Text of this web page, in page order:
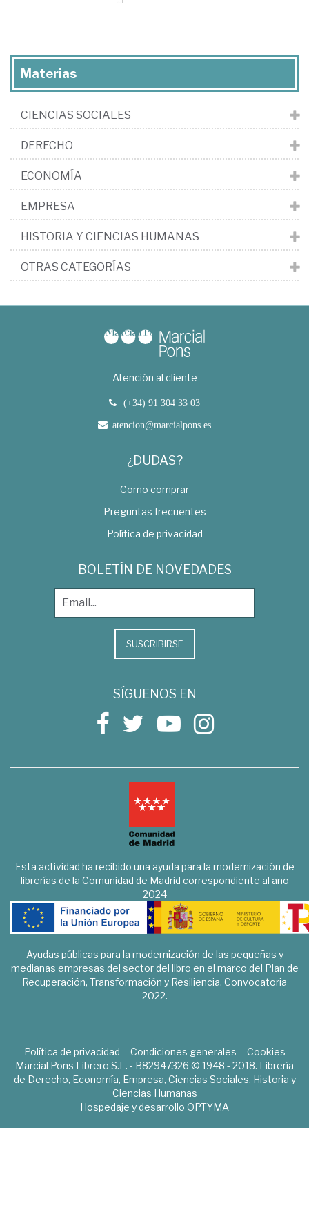
Materias
CIENCIAS SOCIALES
DERECHO
ECONOMÍA
EMPRESA
HISTORIA Y CIENCIAS HUMANAS
OTRAS CATEGORÍAS
Atención al cliente
(+34) 91 304 33 03
atencion@marcialpons.es
¿DUDAS?
Como comprar
Preguntas frecuentes
Política de privacidad
BOLETÍN DE NOVEDADES
SUSCRIBIRSE
SÍGUENOS EN
Esta actividad ha recibido una ayuda para la modernización de
librerías de la Comunidad de Madrid correspondiente al año
2024
Ayudas públicas para la modernización de las pequeñas y
medianas empresas del sector del libro en el marco del Plan de
Recuperación, Transformación y Resiliencia. Convocatoria
2022.
Política de privacidad Condiciones generales
Cookies
Marcial Pons Librero S.L. - B82947326 © 1948 - 2018. Librería
de Derecho, Economía, Empresa, Ciencias Sociales, Historia y
Ciencias Humanas
Hospedaje y desarrollo OPTYMA